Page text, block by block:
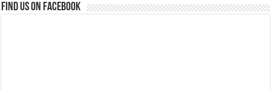
Find us on Facebook